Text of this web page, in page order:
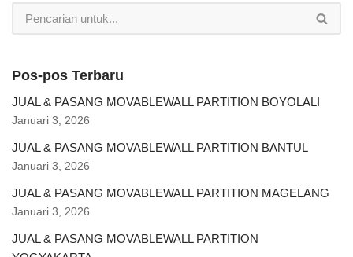
Pos-pos Terbaru
JUAL & PASANG MOVABLEWALL PARTITION BOYOLALI
Januari 3, 2026
JUAL & PASANG MOVABLEWALL PARTITION BANTUL
Januari 3, 2026
JUAL & PASANG MOVABLEWALL PARTITION MAGELANG
Januari 3, 2026
JUAL & PASANG MOVABLEWALL PARTITION